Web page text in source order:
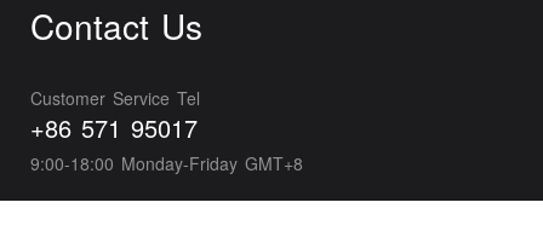
Contact Us
Customer Service Tel
+86 571 95017
9:00-18:00 Monday-Friday GMT+8